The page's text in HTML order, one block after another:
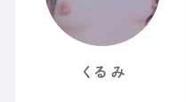
くる み